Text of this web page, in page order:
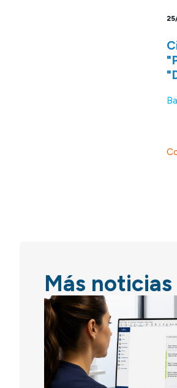
Más noticias